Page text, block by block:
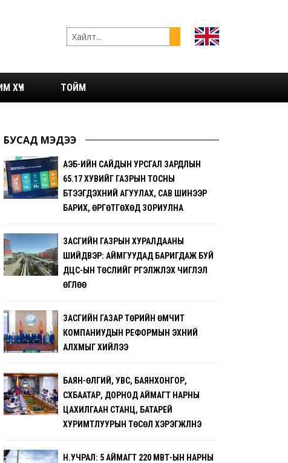
ХҮЧ ТОЙМ
БУСАД МЭДЭЭ
АҮЭБ-ИЙН САЙДЫН УРСГАЛ ЗАРДЛЫН
65.17 ХУВИЙГ ГАЗРЫН ТОСНЫ
БҮТЭЭГДЭХҮҮНИЙ АГУУЛАХ, САВ ШИНЭЭР
БАРИХ, ӨРГӨТГӨХӨД ЗОРИУЛНА
ЗАСГИЙН ГАЗРЫН ХУРАЛДААНЫ
ШИЙДВЭР: АЙМГУУДАД БАРИГДАЖ БУЙ
ДЦС-ЫН ТӨСЛИЙГ ҮРГЭЛЖҮҮЛЭХ ЧИГЛЭЛ
ӨГЛӨӨ
ЗАСГИЙН ГАЗАР ТӨРИЙН ӨМЧИТ
КОМПАНИУДЫН РЕФОРМЫН ЭХНИЙ
АЛХМЫГ ХИЙЛЭЭ
БАЯН-ӨЛГИЙ, УВС, БАЯНХОНГОР,
СҮХБААТАР, ДОРНОД АЙМАГТ НАРНЫ
ЦАХИЛГААН СТАНЦ, БАТАРЕЙ
ХУРИМТЛУУРЫН ТӨСӨЛ ХЭРЭГЖҮҮЛНЭ
Н.УЧРАЛ: 5 АЙМАГТ 220 МВТ-ЫН НАРНЫ